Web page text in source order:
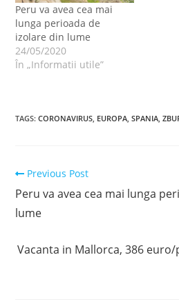
Peru va avea cea mai
lunga perioada de
izolare din lume
24/05/2020
În „Informatii utile”
TAGS:CORONAVIRUS, EUROPA, SPANIA,
Read
articles
Previous Post
Peru va avea cea mai lunga
lume
Vacanta in Mallorca, 386